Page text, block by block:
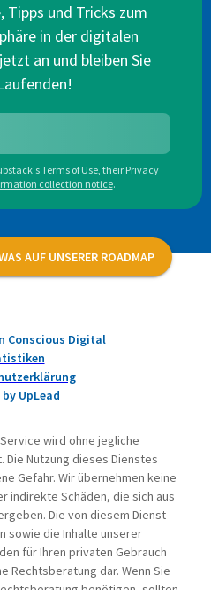
Tipps und Tricks zum
in der digitalen
an und bleiben Sie
Terms of Use, their Privacy
collection notice.
AUF UNSERER ROADMAP
Conscious Digital
UpLead
wird ohne jegliche
Nutzung dieses Dienstes
Gefahr. Wir übernehmen keine
indirekte Schäden, die sich aus
Die von diesem Dienst
sowie die Inhalte unserer
für Ihren privaten Gebrauch
dar. Wenn Sie